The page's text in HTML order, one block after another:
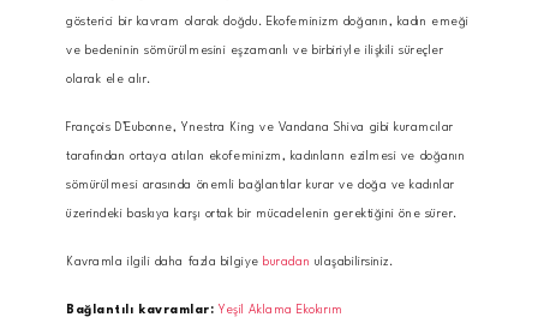
gösterici bir kavram olarak doğdu. Ekofeminizm doğanın, kadın emeği
ve bedeninin sömürülmesini eşzamanlı ve birbiriyle ilişkili süreçler
olarak ele alır.
François D’Eubonne, Ynestra King ve Vandana Shiva gibi kuramcılar
tarafından ortaya atılan ekofeminizm, kadınların ezilmesi ve doğanın
sömürülmesi arasında önemli bağlantılar kurar ve doğa ve kadınlar
üzerindeki baskıya karşı ortak bir mücadelenin gerektiğini öne sürer.
Kavramla ilgili daha fazla bilgiyeburadan ulaşabilirsiniz.
Bağlantılı kavramlar:Yeşil AklamaEkokırım